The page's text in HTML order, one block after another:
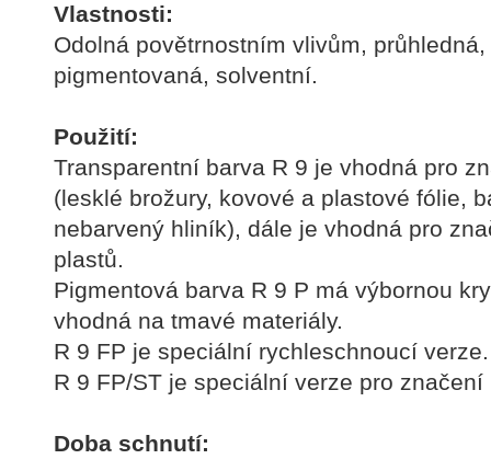
Vlastnosti:
Odolná povětrnostním vlivům,
pigmentovaná, solventní.
Použití:
Transparentní barva R 9 je vhodná pro
(lesklé brožury, kovové a plastové fólie,
nebarvený hliník), dále je vhodná pro
plastů.
Pigmentová barva R 9 P má výbornou
vhodná na tmavé materiály.
R 9 FP je speciální rychleschnoucí verze.
R 9 FP/ST je speciální verze pro
Doba schnutí: